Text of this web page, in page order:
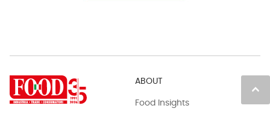
keyboard_arrow_up
ABOUT
Food Insights